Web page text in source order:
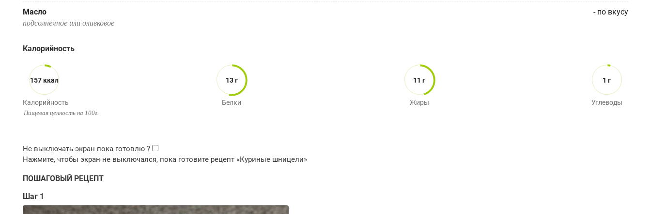
Масло - по вкусу
подсолнечное или оливковое
Калорийность
157 ккал
Калорийность
13 г
Белки
11 г
Жиры
1 г
Углеводы
Пищевая ценность на 100г.
ПОШАГОВЫЙ РЕЦЕПТ
Шаг 1